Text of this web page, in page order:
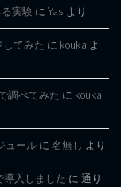
実験 に Yas より
してみた に kouka よ
調べてみた に kouka
ュール に 名無し より
導入しました に 通り